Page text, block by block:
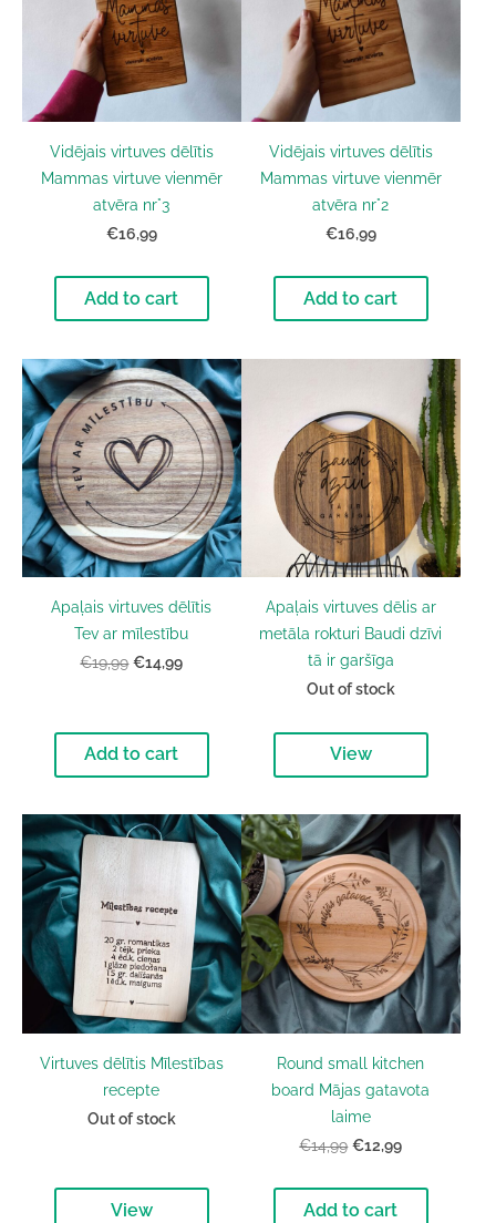
Vidējais virtuves dēlītis
Mammas virtuve vienmēr
atvēra nr°3
€16,99
Add to cart
Vidējais virtuves dēlītis
Mammas virtuve vienmēr
atvēra nr°2
€16,99
Add to cart
Apaļais virtuves dēlītis
Tev ar mīlestību
€19,99 €14,99
Add to cart
Apaļais virtuves dēlis ar
metāla rokturi Baudi dzīvi
tā ir garšīga
Out of stock
View
Virtuves dēlītis Mīlestības
recepte
Out of stock
View
Round small kitchen
board Mājas gatavota
laime
€14,99 €12,99
Add to cart